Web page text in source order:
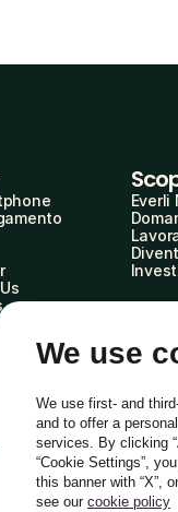
Everli
Etico
We use
We use first- and
and to offer a
services. By clicking
“Cookie Settings”,
this banner with “X”,
see our cookie policy